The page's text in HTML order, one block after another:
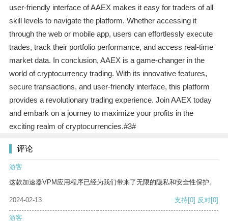
user-friendly interface of AAEX makes it easy for traders of all
skill levels to navigate the platform. Whether accessing it
through the web or mobile app, users can effortlessly execute
trades, track their portfolio performance, and access real-time
market data. In conclusion, AAEX is a game-changer in the
world of cryptocurrency trading. With its innovative features,
secure transactions, and user-friendly interface, this platform
provides a revolutionary trading experience. Join AAEX today
and embark on a journey to maximize your profits in the
exciting realm of cryptocurrencies.#3#
评论
游客
这款加速器VPM应用程序已经为我们带来了无限的隐私和安全性保护。
2024-02-13 支持[0] 反对[0]
游客